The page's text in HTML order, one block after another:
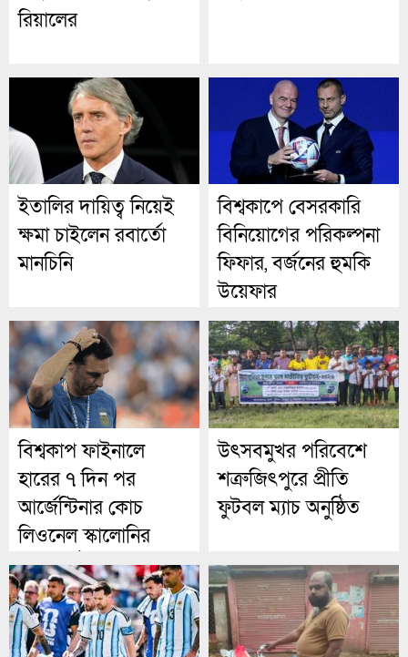
রিয়ালের
ইতালির দায়িত্ব নিয়েই
ক্ষমা চাইলেন রবার্তো
মানচিনি
বিশ্বকাপে বেসরকারি
বিনিয়োগের পরিকল্পনা
ফিফার, বর্জনের হুমকি
উয়েফার
বিশ্বকাপ ফাইনালে
হারের ৭ দিন পর
আর্জেন্টিনার কোচ
লিওনেল স্কালোনির
খোলাচিঠি
উৎসবমুখর পরিবেশে
শত্রুজিৎপুরে প্রীতি
ফুটবল ম্যাচ অনুষ্ঠিত